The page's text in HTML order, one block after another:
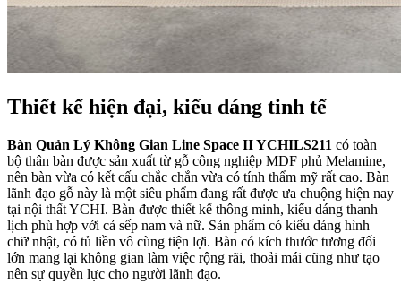
Thiết kế hiện đại, kiểu dáng tinh tế
Bàn Quản Lý Không Gian Line Space II YCHILS211 có toàn
bộ thân bàn được sản xuất từ gỗ công nghiệp MDF phủ Melamine,
nên bàn vừa có kết cấu chắc chắn vừa có tính thẩm mỹ rất cao. Bàn
lãnh đạo gỗ này là một siêu phẩm đang rất được ưa chuộng hiện nay
tại nội thất YCHI. Bàn được thiết kế thông minh, kiểu dáng thanh
lịch phù hợp với cả sếp nam và nữ. Sản phẩm có kiểu dáng hình
chữ nhật, có tủ liền vô cùng tiện lợi. Bàn có kích thước tương đối
lớn mang lại không gian làm việc rộng rãi, thoải mái cũng như tạo
nên sự quyền lực cho người lãnh đạo.